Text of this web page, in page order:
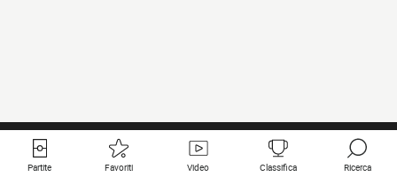
Partite Favoriti Video Classifica Ricerca